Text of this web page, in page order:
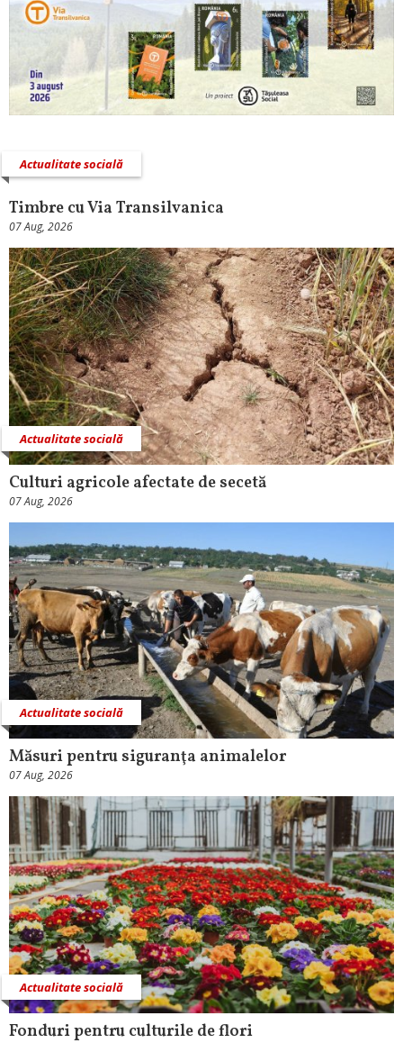
Actualitate socială
Timbre cu Via Transilvanica
07 Aug, 2026
Actualitate socială
Culturi agricole afectate de secetă
07 Aug, 2026
Actualitate socială
Măsuri pentru siguranţa animalelor
07 Aug, 2026
Actualitate socială
Fonduri pentru culturile de flori